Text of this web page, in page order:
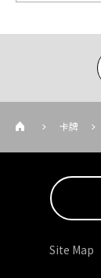
卡牌
Site Map